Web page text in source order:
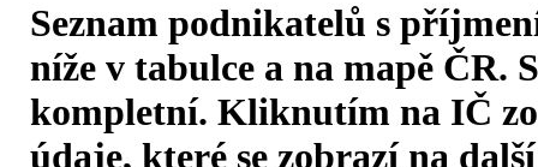
Seznam podnikatelů s
níže v tabulce a na mapě ČR.
kompletní. Kliknutím na IČ
údaje, které se zobrazí na